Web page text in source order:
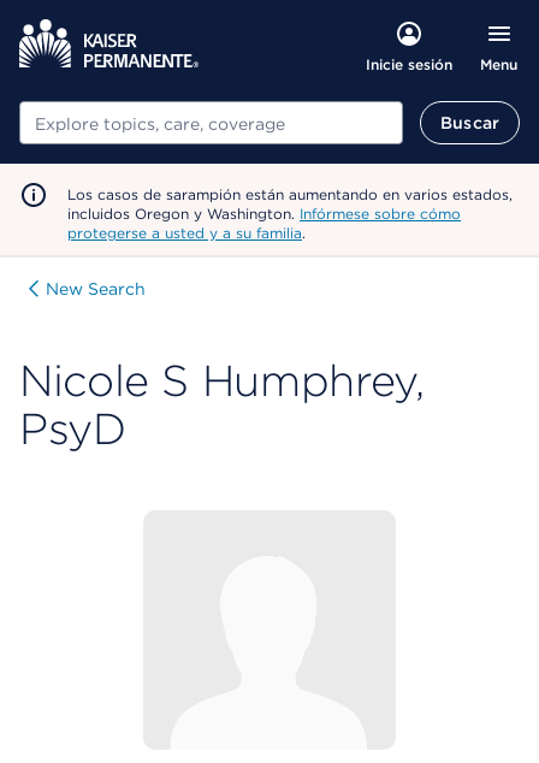
Inicie sesión Menu
Buscar Buscar
Los casos de sarampión están aumentando en varios estados,
incluidos Oregon y Washington. Infórmese sobre cómo
protegerse a usted y a su familia.
New Search
Nicole S Humphrey,
PsyD